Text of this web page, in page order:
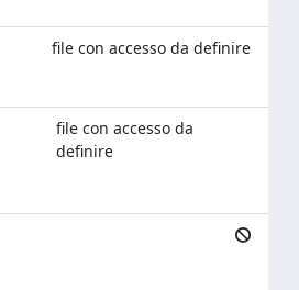
file con accesso da definire
file con accesso da
definire